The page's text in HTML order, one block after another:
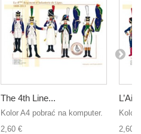
The 4th Line...
Kolor A4 pobrać na komputer.
2,60 €
Kolor
2,60 €